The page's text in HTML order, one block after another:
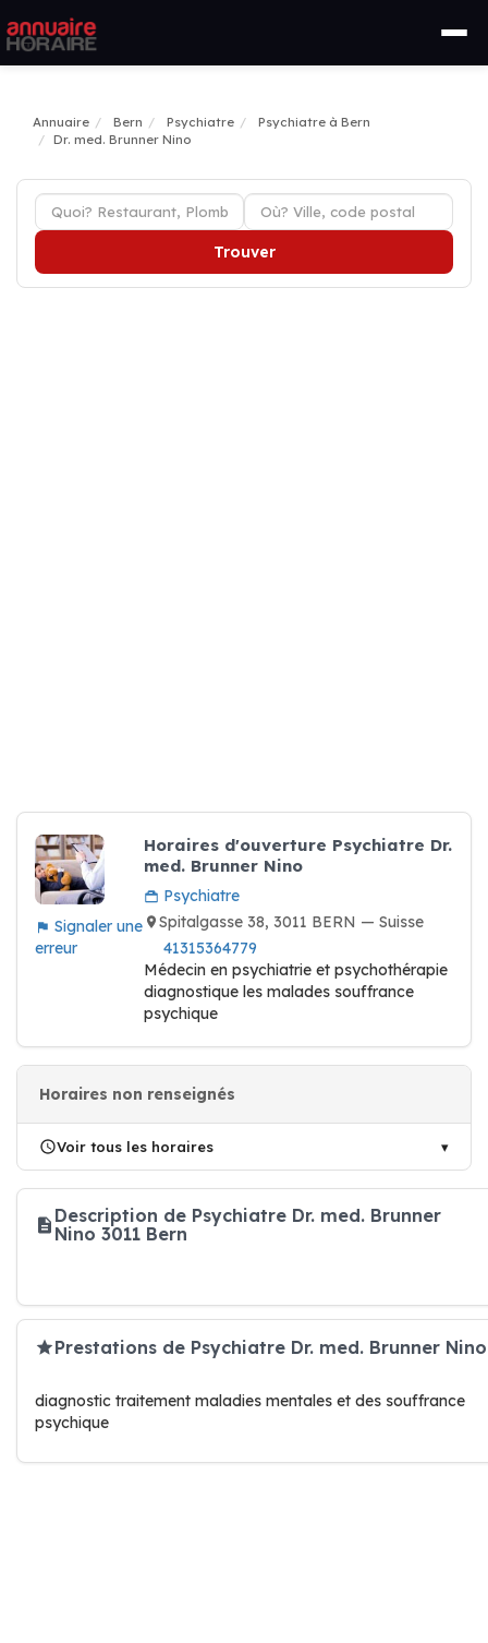
Annuaire Bern Psychiatre
Psychiatre à Bern
Dr. med. Brunner Nino
Trouver
Signaler une
erreur
Horaires d'ouverture Psychiatre Dr.
med. Brunner Nino
Psychiatre
Spitalgasse 38, 3011 BERN — Suisse
41315364779
Médecin en psychiatrie et psychothérapie
diagnostique les malades souffrance
psychique
Horaires non renseignés
Voir tous les horaires
Description de Psychiatre Dr. med. Brunner
Nino 3011 Bern
Prestations de Psychiatre Dr. med. Brunner Nino
diagnostic traitement maladies mentales et des souffrance
psychique